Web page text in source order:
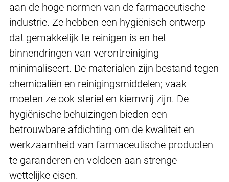
aan de hoge normen van de farmaceutische
industrie. Ze hebben een hygiënisch ontwerp
dat gemakkelijk te reinigen is en het
binnendringen van verontreiniging
minimaliseert. De materialen zijn bestand tegen
chemicaliën en reinigingsmiddelen; vaak
moeten ze ook steriel en kiemvrij zijn. De
hygiënische behuizingen bieden een
betrouwbare afdichting om de kwaliteit en
werkzaamheid van farmaceutische producten
te garanderen en voldoen aan strenge
wettelijke eisen.